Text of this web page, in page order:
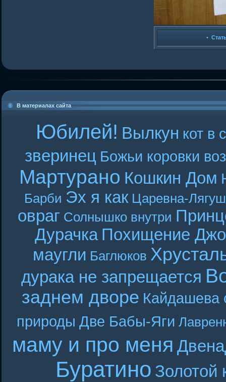
•
В материалах сайта
Юбилей! Вылкун кот в
зверинец Божьи коровки
Мартурано Кошкин Дом
Барби Эх я как Царевна-
овраг Солнышко внутри
Дурачка Похищение
маугли Баглюков
дурака не запрещается
заднем дворе Кайдашева
природы Две Бабы-Яги
маму и про меня
Буратино Золотой